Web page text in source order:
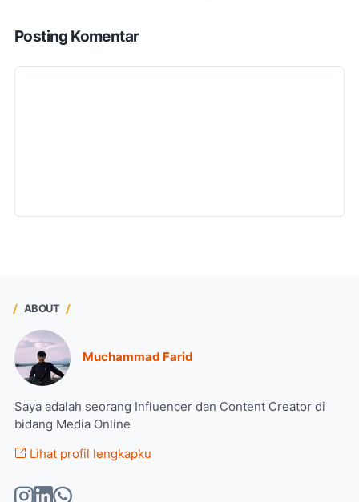
Posting Komentar
ABOUT
Muchammad Farid
Saya adalah seorang Influencer dan Content Creator di
bidang Media Online
Lihat profil lengkapku